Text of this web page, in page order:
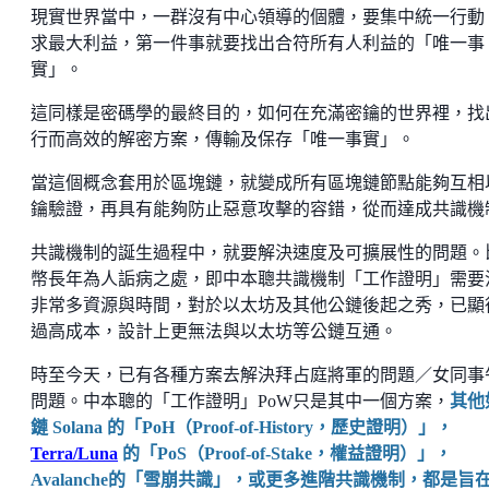
現實世界當中，一群沒有中心領導的個體，要集中統一行動
求最大利益，第一件事就要找出合符所有人利益的「唯一事
實」。
這同樣是密碼學的最終目的，如何在充滿密鑰的世界裡，找
行而高效的解密方案，傳輸及保存「唯一事實」。
當這個概念套用於區塊鏈，就變成所有區塊鏈節點能夠互相
鑰驗證，再具有能夠防止惡意攻擊的容錯，從而達成共識機
共識機制的誕生過程中，就要解決速度及可擴展性的問題。
幣長年為人詬病之處，即中本聰共識機制「工作證明」需要
非常多資源與時間，對於以太坊及其他公鏈後起之秀，已顯
過高成本，設計上更無法與以太坊等公鏈互通。
時至今天，已有各種方案去解決拜占庭將軍的問題／女同事
問題。中本聰的「工作證明」PoW只是其中一個方案， 其他
鏈 Solana 的「PoH（Proof-of-History，歷史證明）」，
Terra/Luna 的「PoS（Proof-of-Stake，權益證明）」，
Avalanche的「雪崩共識」，或更多進階共識機制，都是旨